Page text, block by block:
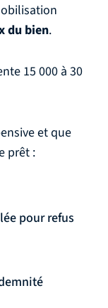
du bien.
15 000 à 30
et que
prêt :
pour refus